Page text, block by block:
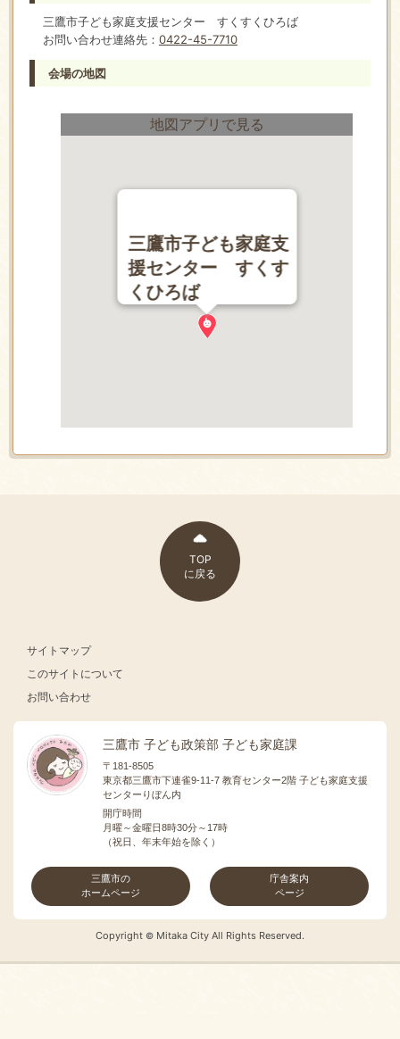
三鷹市子ども家庭支援センター すくすくひろば
お問い合わせ連絡先： 0422-45-7710
会場の地図
地図アプリで見る
三鷹市子ども家庭支
援センター すくす
くひろば
TOP
に戻る
サイトマップ
このサイトについて
お問い合わせ
三鷹市 子ども政策部 子ども家庭課
〒181-8505
東京都三鷹市下連雀9-11-7 教育センター2階 子ども家庭支援
センターりぼん内
開庁時間
月曜～金曜日8時30分～17時
（祝日、年末年始を除く）
三鷹市の
ホームページ
庁舎案内
ページ
Copyright © Mitaka City All Rights Reserved.